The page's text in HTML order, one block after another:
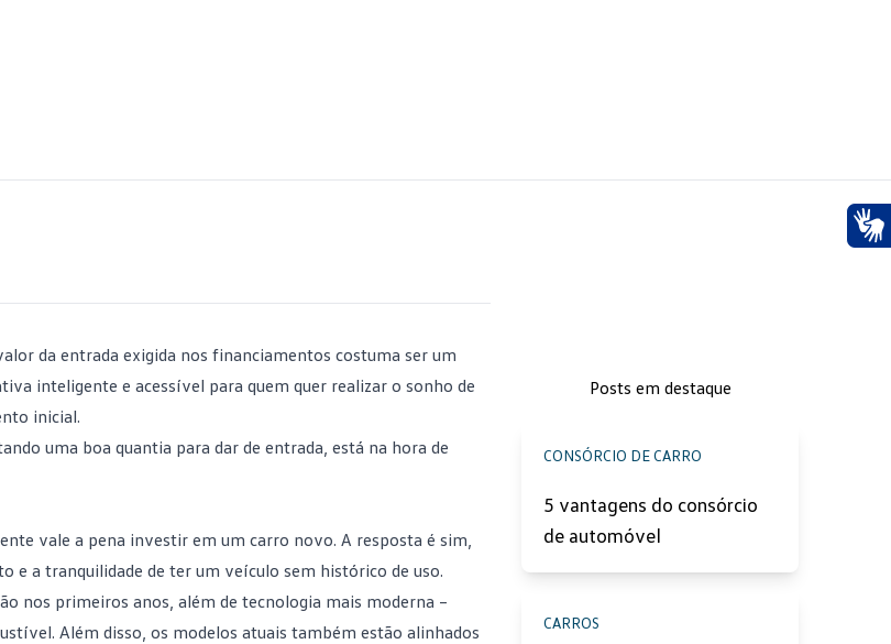
da entrada exigida nos financiamentos costuma ser um
inteligente e acessível para quem quer realizar o sonho de
inicial.
uma boa quantia para dar de entrada, está na hora de
vale a pena investir em um carro novo. A resposta é sim,
e a tranquilidade de ter um veículo sem histórico de uso.
nos primeiros anos, além de tecnologia mais moderna –
Além disso, os modelos atuais também estão alinhados
Posts em destaque
CONSÓRCIO DE CARRO
5 vantagens do consórcio
de automóvel
CARROS